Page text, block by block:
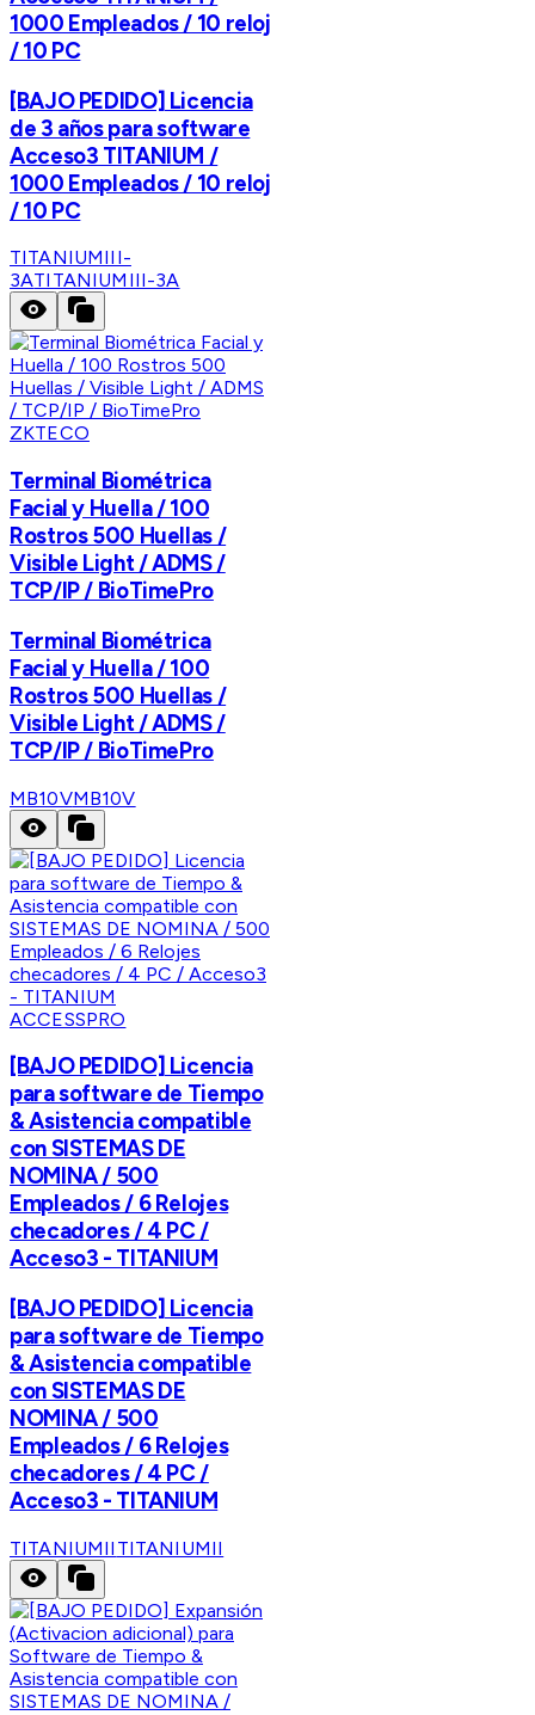
1000 Empleados / 10 reloj
/ 10 PC
[BAJO PEDIDO] Licencia
de 3 años para software
Acceso3 TITANIUM /
1000 Empleados / 10 reloj
/ 10 PC
TITANIUMIII-
3ATITANIUMIII-3A
ZKTECO
Terminal Biométrica
Facial y Huella / 100
Rostros 500 Huellas /
Visible Light / ADMS /
TCP/IP / BioTimePro
Terminal Biométrica
Facial y Huella / 100
Rostros 500 Huellas /
Visible Light / ADMS /
TCP/IP / BioTimePro
MB10VMB10V
ACCESSPRO
[BAJO PEDIDO] Licencia
para software de Tiempo
& Asistencia compatible
con SISTEMAS DE
NOMINA / 500
Empleados / 6 Relojes
checadores / 4 PC /
Acceso3 - TITANIUM
[BAJO PEDIDO] Licencia
para software de Tiempo
& Asistencia compatible
con SISTEMAS DE
NOMINA / 500
Empleados / 6 Relojes
checadores / 4 PC /
Acceso3 - TITANIUM
TITANIUMII TITANIUMII